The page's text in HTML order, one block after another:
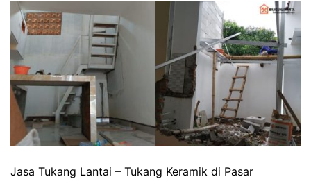
Jasa Tukang Lantai – Tukang Keramik di Pasar